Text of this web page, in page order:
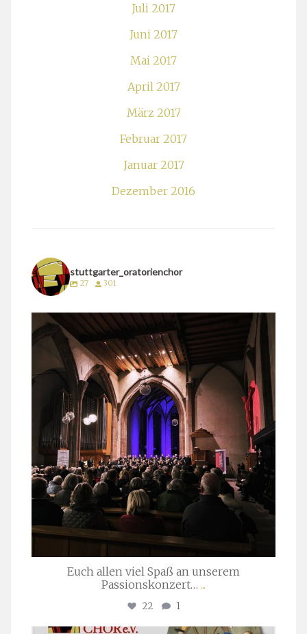
Juli 2017
Juni 2017
Mai 2017
April 2017
März 2017
Februar 2017
Januar 2017
Dezember 2016
stuttgarter_oratorienchor
27 301
stuttgarter_oratorienchor
März 24
Euch allen viel Spaß an unserem
Passionskonzert… ...
22 1